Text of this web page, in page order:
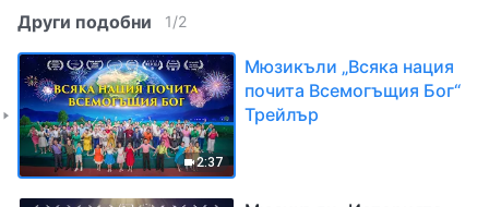
Други подобни 1/2
2:37
Мюзикъли „Всяка нация
почита Всемогъщия Бог“
Трейлър